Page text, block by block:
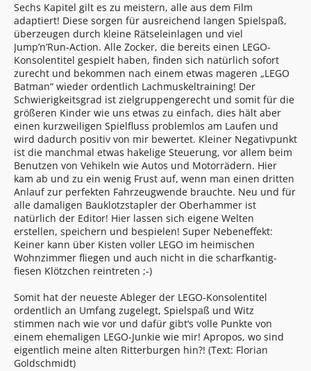
Sechs Kapitel gilt es zu meistern, alle aus dem Film
adaptiert! Diese sorgen für ausreichend langen Spielspaß,
überzeugen durch kleine Rätseleinlagen und viel
Jump’n’Run-Action. Alle Zocker, die bereits einen LEGO-
Konsolentitel gespielt haben, finden sich natürlich sofort
zurecht und bekommen nach einem etwas mageren „LEGO
Batman“ wieder ordentlich Lachmuskeltraining! Der
Schwierigkeitsgrad ist zielgruppengerecht und somit für die
größeren Kinder wie uns etwas zu einfach, dies hält aber
einen kurzweiligen Spielfluss problemlos am Laufen und
wird dadurch positiv von mir bewertet. Kleiner Negativpunkt
ist die manchmal etwas hakelige Steuerung, vor allem beim
Benutzen von Vehikeln wie Autos und Motorrädern. Hier
kam ab und zu ein wenig Frust auf, wenn man einen dritten
Anlauf zur perfekten Fahrzeugwende brauchte. Neu und für
alle damaligen Bauklotzstapler der Oberhammer ist
natürlich der Editor! Hier lassen sich eigene Welten
erstellen, speichern und bespielen! Super Nebeneffekt:
Keiner kann über Kisten voller LEGO im heimischen
Wohnzimmer fliegen und auch nicht in die scharfkantig-
fiesen Klötzchen reintreten ;-)
Somit hat der neueste Ableger der LEGO-Konsolentitel
ordentlich an Umfang zugelegt, Spielspaß und Witz
stimmen nach wie vor und dafür gibt‘s volle Punkte von
einem ehemaligen LEGO-Junkie wie mir! Apropos, wo sind
eigentlich meine alten Ritterburgen hin?! (Text: Florian
Goldschmidt)